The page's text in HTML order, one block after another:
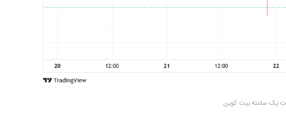
یک ساعته بیت کوین